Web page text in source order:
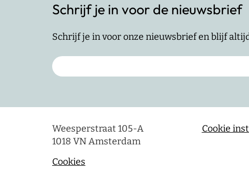
Schrijf je in voor de nieuwsbrief
Schrijf je in voor onze nieuwsbrief en blijf
Weesperstraat 105-A
1018 VN Amsterdam
Cookies
Cookie